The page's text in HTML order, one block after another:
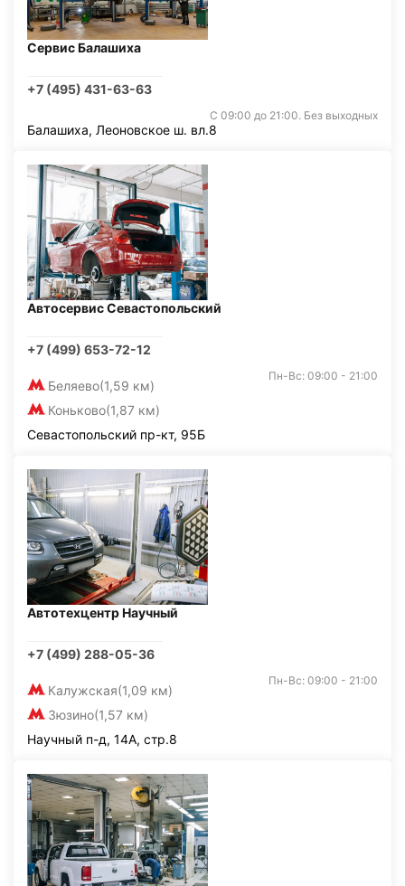
Сервис Балашиха
+7 (495) 431-63-63
С 09:00 до 21:00. Без выходных
Балашиха, Леоновское ш. вл.8
Автосервис Севастопольский
+7 (499) 653-72-12
Беляево(1,59 км)
Коньково(1,87 км)
Пн-Вс: 09:00 - 21:00
Севастопольский пр-кт, 95Б
Автотехцентр Научный
+7 (499) 288-05-36
Калужская(1,09 км)
Зюзино(1,57 км)
Пн-Вс: 09:00 - 21:00
Научный п-д, 14А, стр.8